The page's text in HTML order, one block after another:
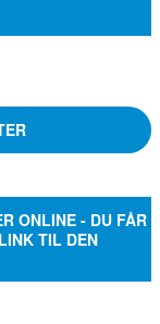
ONLINE - DU FÅR
TIL DEN